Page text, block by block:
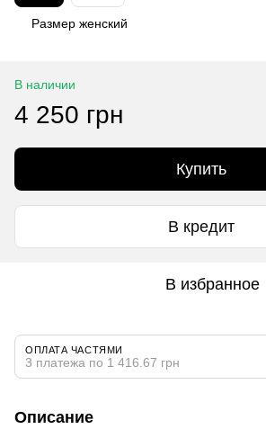
Размер женский
В наличии
4 250 грн
Купить
В кредит
В избранное
ОПЛАТА ЧАСТЯМИ
3 платежа по 1 416.67 грн
Описание